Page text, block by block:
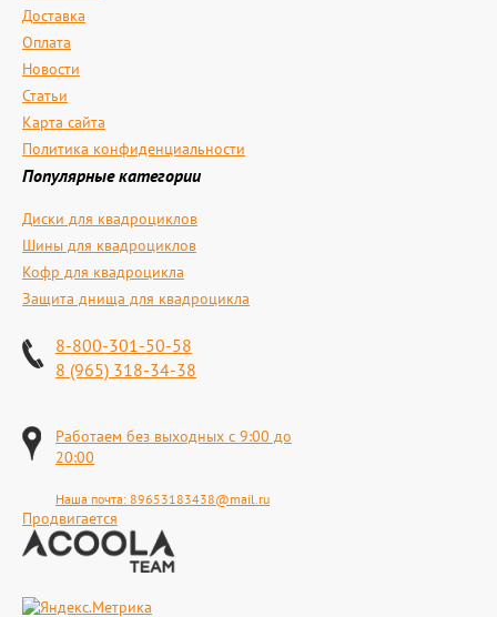
Доставка
Оплата
Новости
Статьи
Карта сайта
Политика конфиденциальности
Популярные категории
Диски для квадроциклов
Шины для квадроциклов
Кофр для квадроцикла
Защита днища для квадроцикла
8-800-301-50-58
8 (965) 318-34-38
Работаем без выходных с 9:00 до
20:00
Наша почта: 89653183438@mail.ru
Продвигается